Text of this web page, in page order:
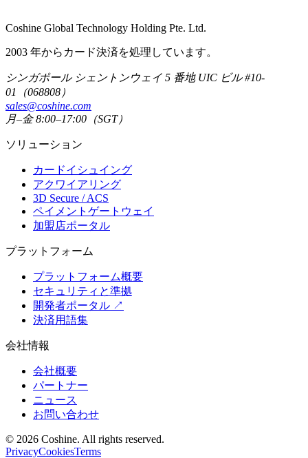
Coshine Global Technology Holding Pte. Ltd.
2003 年からカード決済を処理しています。
シンガポール シェントンウェイ 5 番地 UIC ビル #10-
01（068808）
sales@coshine.com
月–金 8:00–17:00（SGT）
ソリューション
カードイシュイング
アクワイアリング
3D Secure / ACS
ペイメントゲートウェイ
加盟店ポータル
プラットフォーム
プラットフォーム概要
セキュリティと準拠
開発者ポータル ↗
決済用語集
会社情報
会社概要
パートナー
ニュース
お問い合わせ
© 2026 Coshine. All rights reserved.
PrivacyCookiesTerms